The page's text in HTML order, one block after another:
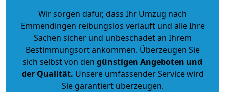
Wir sorgen dafür, dass Ihr Umzug nach
Emmendingen reibungslos verläuft und alle Ihre
Sachen sicher und unbeschadet an Ihrem
Bestimmungsort ankommen. Überzeugen Sie
sich selbst von den günstigen Angeboten und
der Qualität. Unsere umfassender Service wird
Sie garantiert überzeugen.